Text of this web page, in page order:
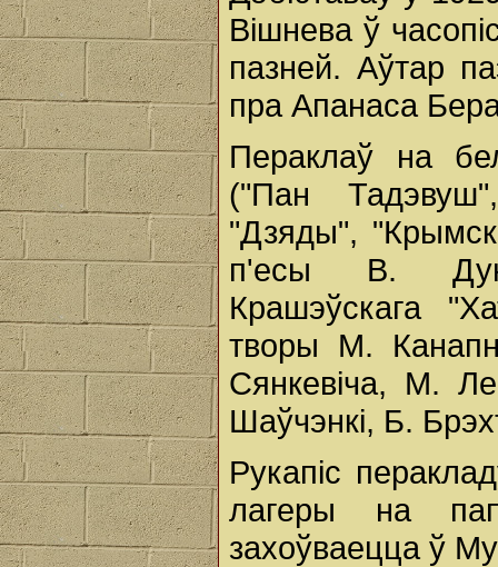
Вішнева ў
пазней. Аўтар
пра Апанаса
Пераклаў на
("Пан
"Дзяды",
п'есы В.
Крашэўскага
творы М.
Сянкевіча, М.
Шаўчэнкі, Б.
Рукапіс
лагеры на
захоўваецца ў